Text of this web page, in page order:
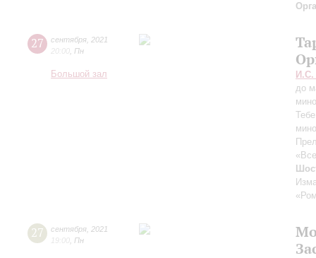
27 сентября 2021
20:00 Пн
Большой зал
И.С.
до
27 сентября 2021
19:00 Пн